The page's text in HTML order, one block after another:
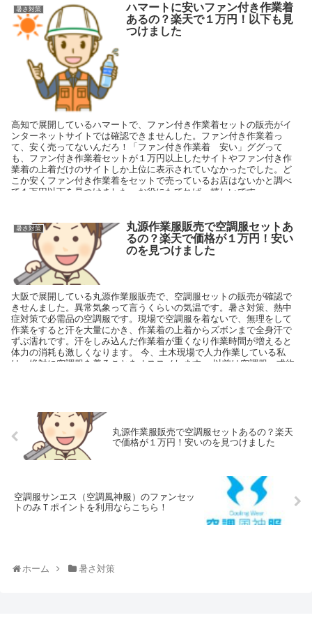
んでした。しかし、空調服を使用してわかった事は汗のかく量が格段
に減った事でした。
暑さ対策
ハマートに安いファン付き作業着
あるの？楽天で１万円！以下も見
つけました
高知で展開しているハマートで、ファン付き作業着セットの販売がイ
ンターネットサイトでは確認できませんした。ファン付き作業着っ
て、安く売ってないんだろ！「ファン付き作業着 安い」ググって
も、ファン付き作業着セットが１万円以上したサイトやファン付き作
業着の上着だけのサイトしか上位に表示されていなかったでした。ど
こか安くファン付き作業着をセットで売っているお店はないかと調べ
て１万円以下を見つけました。お役にたてれば、嬉しいです。
暑さ対策
丸源作業服販売で空調服セットあ
るの？楽天で価格が１万円！安い
のを見つけました
大阪で展開している丸源作業服販売で、空調服セットの販売が確認で
きせんました。異常気象って言うくらいの気温です。暑さ対策、熱中
症対策で必需品の空調服です。現場で空調服を着ないで、無理をして
作業をすると汗を大量にかき、作業着の上着からズボンまで全身汗で
ずぶ濡れです。汗をしみ込んだ作業着が重くなり作業時間が増えると
体力の消耗も激しくなります。 今、土木現場で人力作業している私
は、絶対に空調服を着ることをオススメします。 以前は空調服一式約
丸源作業服販売で空調服セットあるの？楽天
で価格が１万円！安いのを見つけました
空調服サンエス（空調風神服）のファンセッ
トのみＴポイントを利用ならこちら！
ホーム 暑さ対策